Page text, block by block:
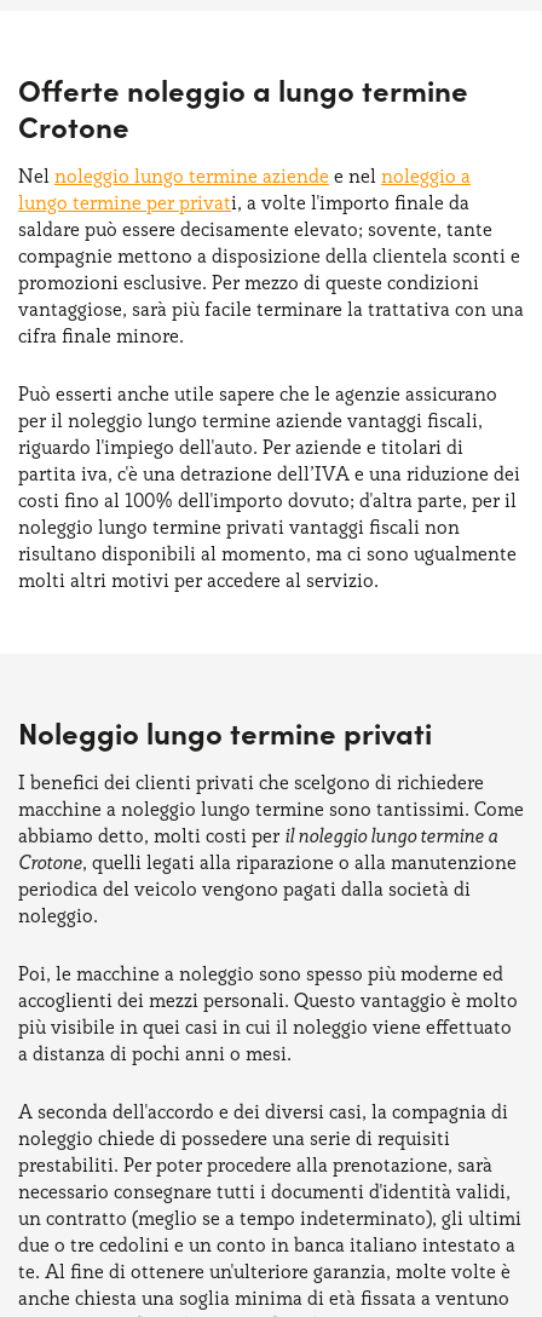
Offerte noleggio a lungo termine
Crotone
Nel noleggio lungo termine aziende e nel noleggio a
lungo termine per privati, a volte l'importo finale da
saldare può essere decisamente elevato; sovente, tante
compagnie mettono a disposizione della clientela sconti e
promozioni esclusive. Per mezzo di queste condizioni
vantaggiose, sarà più facile terminare la trattativa con una
cifra finale minore.
Può esserti anche utile sapere che le agenzie assicurano
per il noleggio lungo termine aziende vantaggi fiscali,
riguardo l'impiego dell'auto. Per aziende e titolari di
partita iva, c'è una detrazione dell’IVA e una riduzione dei
costi fino al 100% dell'importo dovuto; d'altra parte, per il
noleggio lungo termine privati vantaggi fiscali non
risultano disponibili al momento, ma ci sono ugualmente
molti altri motivi per accedere al servizio.
Noleggio lungo termine privati
I benefici dei clienti privati che scelgono di richiedere
macchine a noleggio lungo termine sono tantissimi. Come
abbiamo detto, molti costi per il noleggio lungo termine a
Crotone, quelli legati alla riparazione o alla manutenzione
periodica del veicolo vengono pagati dalla società di
noleggio.
Poi, le macchine a noleggio sono spesso più moderne ed
accoglienti dei mezzi personali. Questo vantaggio è molto
più visibile in quei casi in cui il noleggio viene effettuato
a distanza di pochi anni o mesi.
A seconda dell'accordo e dei diversi casi, la compagnia di
noleggio chiede di possedere una serie di requisiti
prestabiliti. Per poter procedere alla prenotazione, sarà
necessario consegnare tutti i documenti d'identità validi,
un contratto (meglio se a tempo indeterminato), gli ultimi
due o tre cedolini e un conto in banca italiano intestato a
te. Al fine di ottenere un'ulteriore garanzia, molte volte è
anche chiesta una soglia minima di età fissata a ventuno